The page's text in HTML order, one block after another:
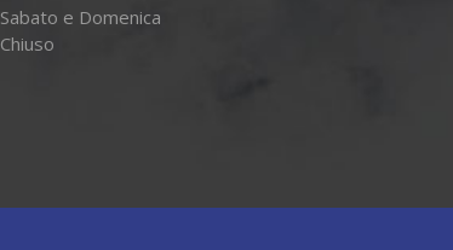
Sabato e Domenica
Chiuso